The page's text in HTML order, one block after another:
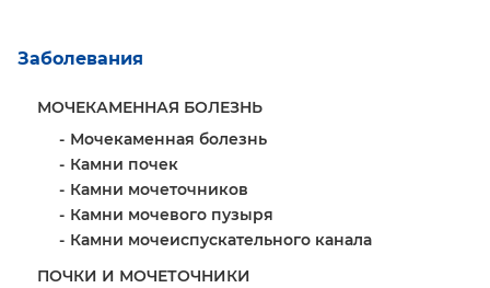
Заболевания
МОЧЕКАМЕННАЯ БОЛЕЗНЬ
Мочекаменная болезнь
Камни почек
Камни мочеточников
Камни мочевого пузыря
Камни мочеиспускательного канала
ПОЧКИ И МОЧЕТОЧНИКИ